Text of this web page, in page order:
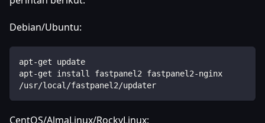
Debian/Ubuntu:
apt-get update
apt-get install fastpanel2 fastpanel2-nginx
/usr/local/fastpanel2/updater
CentOS/AlmaLinux/RockyLinux: